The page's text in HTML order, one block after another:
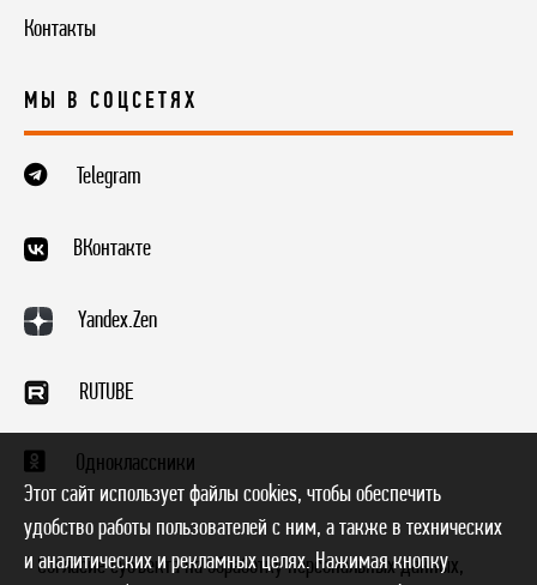
Контакты
МЫ В СОЦСЕТЯХ
Telegram
ВКонтакте
Yandex.Zen
RUTUBE
Одноклассники
* Согласие субъекта на обработку персональных данных,
Этот сайт использует файлы cookies, чтобы обеспечить
удобство работы пользователей с ним, а также в технических
и аналитических и рекламных целях. Нажимая кнопку